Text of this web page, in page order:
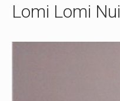
Lomi Lomi Nui